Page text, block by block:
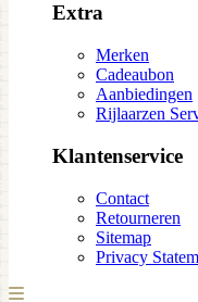
Extra
Merken
Cadeaubon
Aanbiedingen
Rijlaarzen
Klantenservice
Contact
Retourneren
Sitemap
Privacy